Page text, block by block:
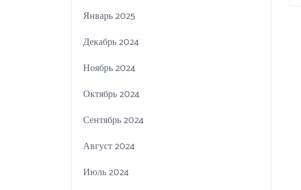
Январь 2025
Декабрь 2024
Ноябрь 2024
Октябрь 2024
Сентябрь 2024
Август 2024
Июль 2024